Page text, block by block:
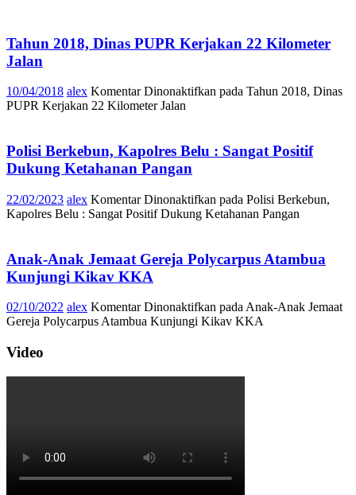
Tahun 2018, Dinas PUPR Kerjakan 22 Kilometer
Jalan
10/04/2018 alex Komentar Dinonaktifkan pada Tahun 2018, Dinas
PUPR Kerjakan 22 Kilometer Jalan
Polisi Berkebun, Kapolres Belu : Sangat Positif
Dukung Ketahanan Pangan
22/02/2023 alex Komentar Dinonaktifkan pada Polisi Berkebun,
Kapolres Belu : Sangat Positif Dukung Ketahanan Pangan
Anak-Anak Jemaat Gereja Polycarpus Atambua
Kunjungi Kikav KKA
02/10/2022 alex Komentar Dinonaktifkan pada Anak-Anak Jemaat
Gereja Polycarpus Atambua Kunjungi Kikav KKA
Video